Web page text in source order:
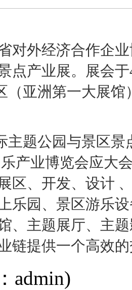
对外经济合作企
点产业展。展会
（亚洲第一大展
主题公园与景区景
产业博览会应大
区、开发、设计
乐园、景区游乐
、主题展厅、主
链提供一个高效
admin)